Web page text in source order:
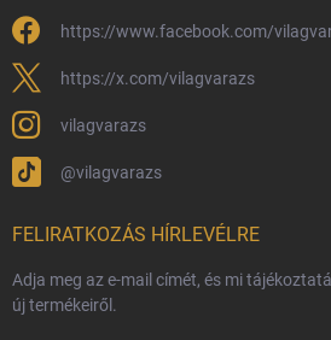
Védjegyek és szerzői jogok
Fémjelzés és nemesfém-tájékoztató
https://www.facebook.com/
https://x.com/vilagvarazs
vilagvarazs
@vilagvarazs
FELIRATKOZÁS HÍRLEVÉLRE
Adja meg az e-mail címét, és mi
új termékeiről.